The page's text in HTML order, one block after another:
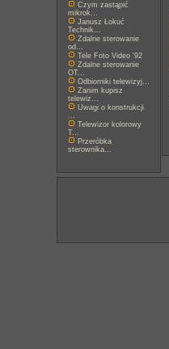
Czym zastąpić
mikrok...
Janusz Łokuć
Technik...
Zdalne sterowanie
od...
Tele Foto Video '92
Zdalne sterowanie
OT...
Odbiorniki telewizyj...
Zanim kupisz
telewiz...
Uwagi o konstrukcji
...
Telewizor kolorowy
T...
Przeróbka
sterownika...